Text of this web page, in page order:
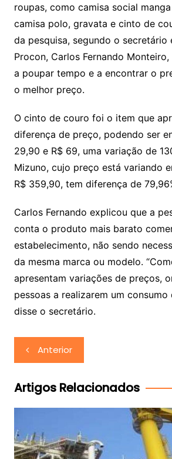
roupas, como camisa social
camisa polo, gravata e cinto de
da pesquisa, segundo o secretário
Procon, Carlos Fernando
a poupar tempo e a encontrar o
o melhor preço.
O cinto de couro foi o item que
diferença de preço, podendo ser
29,90 e R$ 69, uma variação de
Mizuno, cujo preço está variando
R$ 359,90, tem diferença de
Carlos Fernando explicou que a
conta o produto mais barato
estabelecimento, não sendo
da mesma marca ou modelo.
apresentam variações de preços,
pessoas a realizarem um consumo
disse o secretário.
Navegação
de
Post
Anterior
Artigos Relacionados